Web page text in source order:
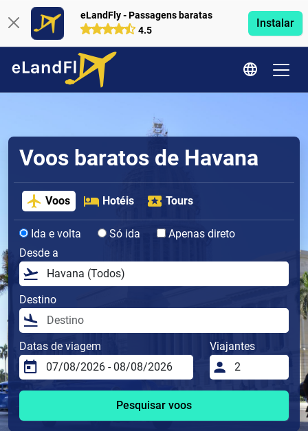
eLandFly - Passagens baratas
4.5
Instalar
Voos baratos de Havana
Voos Hotéis Tours
Ida e volta Só ida
Apenas direto
Desde a
Destino
Datas de viagem Viajantes
Pesquisar voos